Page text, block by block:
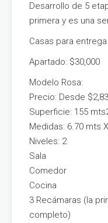
Desarrollo de 5
primera y es una
Casas para
Apartado: $30,000
Modelo Rosa:
Precio: Desde
Superficie: 155
Medidas: 6.70 mts
Niveles: 2
Sala
Comedor
Cocina
3 Recámaras (la
completo)